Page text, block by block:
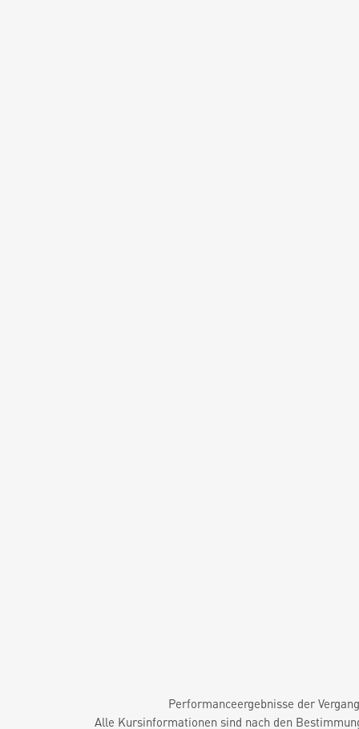
Performanceergebnisse der
Alle Kursinformationen sind nach den